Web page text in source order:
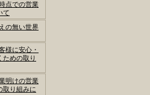
点での営業
て
の無い世界
様に安心・
ための取り
明けの営業
取り組みに